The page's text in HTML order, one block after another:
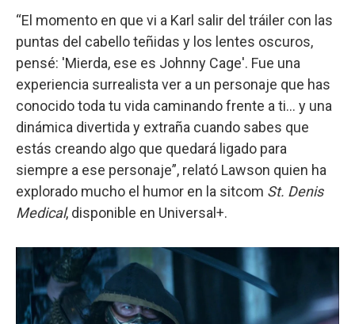
“El momento en que vi a Karl salir del tráiler con las
puntas del cabello teñidas y los lentes oscuros,
pensé: 'Mierda, ese es Johnny Cage'. Fue una
experiencia surrealista ver a un personaje que has
conocido toda tu vida caminando frente a ti... y una
dinámica divertida y extraña cuando sabes que
estás creando algo que quedará ligado para
siempre a ese personaje”, relató Lawson quien ha
explorado mucho el humor en la sitcom St. Denis
Medical, disponible en Universal+.